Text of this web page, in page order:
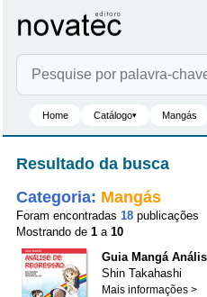
Home Catálogo▾ Mangás
Resultado da busca
Categoria: Mangás
Foram encontradas 18 publicações
Mostrando de 1 a 10
Guia Mangá
Shin Takahashi
Mais informações >